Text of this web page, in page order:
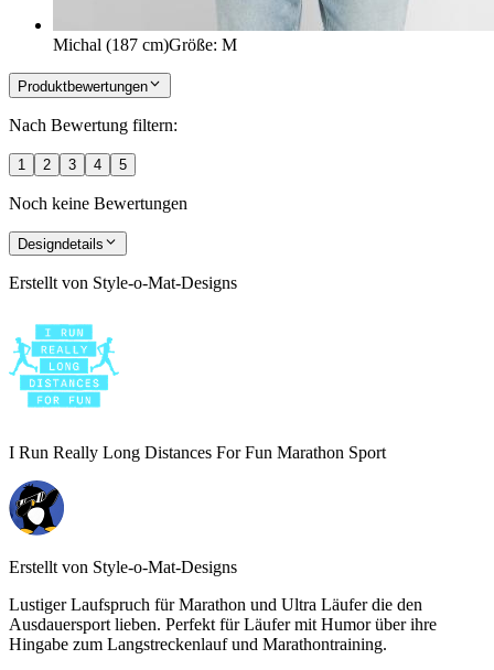
Michal (187 cm)Größe: M
Produktbewertungen
Nach Bewertung filtern:
1 2 3 4 5
Noch keine Bewertungen
Designdetails
Erstellt von Style-o-Mat-Designs
I Run Really Long Distances For Fun Marathon Sport
Erstellt von Style-o-Mat-Designs
Lustiger Laufspruch für Marathon und Ultra Läufer die den
Ausdauersport lieben. Perfekt für Läufer mit Humor über ihre
Hingabe zum Langstreckenlauf und Marathontraining.